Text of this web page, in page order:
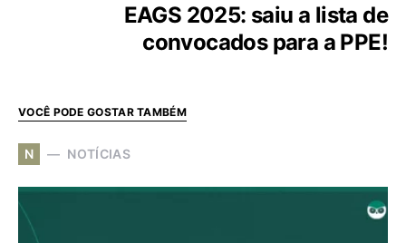
EAGS 2025: saiu a lista de
convocados para a PPE!
VOCÊ PODE GOSTAR TAMBÉM
N NOTÍCIAS